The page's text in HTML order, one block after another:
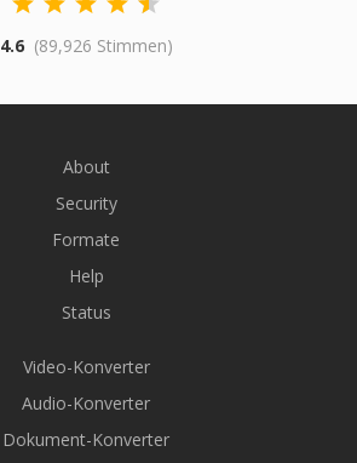
4.6 (89,926 Stimmen)
About
Security
Formate
Help
Status
Video-Konverter
Audio-Konverter
Dokument-Konverter